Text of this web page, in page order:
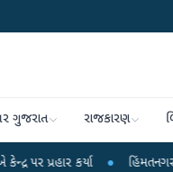
ગુજરાત રાજકારણ
● હિંમતનગરમાં રહસ્યમય